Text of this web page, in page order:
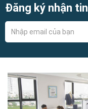
Đăng ký nhận tin